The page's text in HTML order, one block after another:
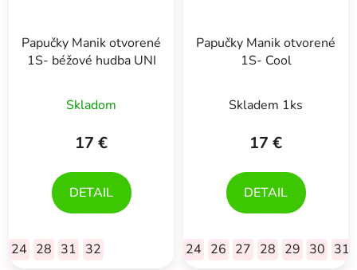
Papučky Manik otvorené
1S- béžové hudba UNI
Skladom
17 €
DETAIL
24 28 31 32
Papučky Manik otvorené
1S- Cool
Skladem 1ks
17 €
DETAIL
24 26 27 28 29 30 31